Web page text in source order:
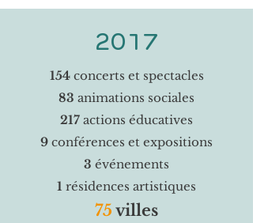
2017
154concerts et spectacles
83 animations sociales
217 actions éducatives
9 conférences et expositions
3 événements
1 résidences artistiques
75 villes